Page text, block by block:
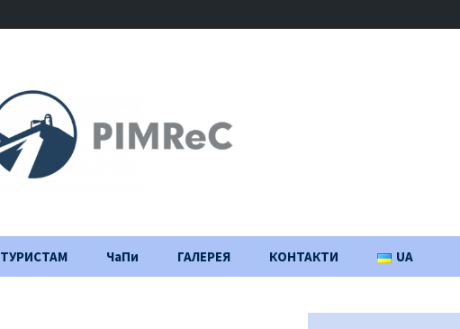
ТУРИСТАМ ЧаПи ГАЛЕРЕЯ КОНТАКТИ UA